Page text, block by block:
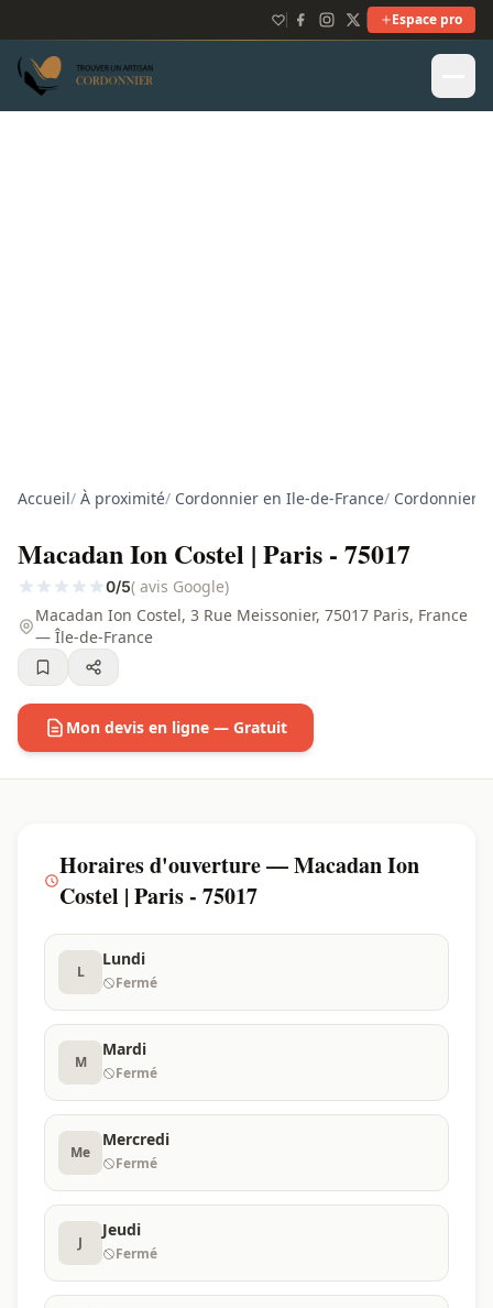
Espace pro
Accueil/ À proximité/ Cordonnier en Ile-de-France/ Cordonnier
Macadan Ion Costel | Paris - 75017
0/5( avis Google)
Macadan Ion Costel, 3 Rue Meissonier, 75017 Paris, France
— Île-de-France
Mon devis en ligne — Gratuit
Horaires d'ouverture — Macadan Ion
Costel | Paris - 75017
L
Lundi
Fermé
M
Mardi
Fermé
Me
Mercredi
Fermé
J
Jeudi
Fermé